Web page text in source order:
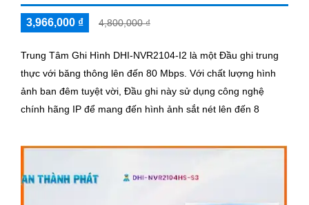
3,966,000 ₫ 4,800,000 ₫
Trung Tâm Ghi Hình DHI-NVR2104-I2 là một Đầu ghi trung
thực với băng thông lên đến 80 Mbps. Với chất lượng hình
ảnh ban đêm tuyệt vời, Đầu ghi này sử dụng công nghệ
chính hãng IP để mang đến hình ảnh sắt nét lên đến 8